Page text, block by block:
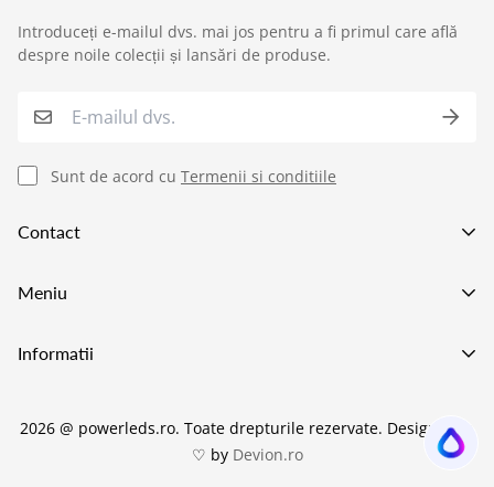
Contact
Va asteptam in showroom pe adresa
Strada Preciziei 1e, Bucuresti
+40752227009
Meniu
Lustre LED
Candelabre
Informatii
Politica de transport si livrare
Introduceți e-mailul dvs. mai jos pentru a fi primul care află
despre noile colecții și lansări de produse.
Sunt de acord cu Termenii si conditiile
2026 @ powerleds.ro. Toate drepturile rezervate. Design with
♡ by Devion.ro
Service si garantii ›